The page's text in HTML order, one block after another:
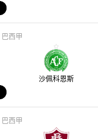
巴西甲
沙佩科恩斯
巴西甲